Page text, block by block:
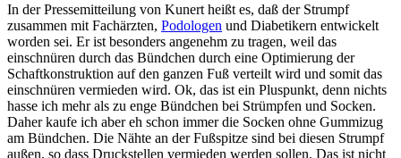
In der Pressemitteilung von Kunert heißt es, daß der Strumpf
zusammen mit Fachärzten, Podologen und Diabetikern entwickelt
worden sei. Er ist besonders angenehm zu tragen, weil das
einschnüren durch das Bündchen durch eine Optimierung der
Schaftkonstruktion auf den ganzen Fuß verteilt wird und somit das
einschnüren vermieden wird. Ok, das ist ein Pluspunkt, denn nichts
hasse ich mehr als zu enge Bündchen bei Strümpfen und Socken.
Daher kaufe ich aber eh schon immer die Socken ohne Gummizug
am Bündchen. Die Nähte an der Fußspitze sind bei diesen Strumpf
außen, so dass Druckstellen vermieden werden sollen. Das ist nicht